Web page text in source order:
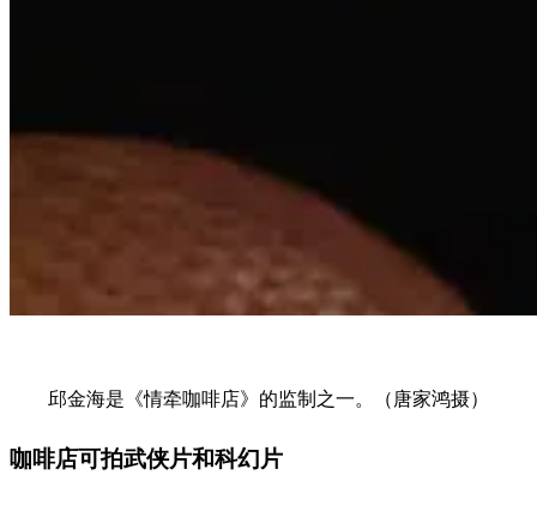
邱金海是《情牵咖啡店》的监制之一。（唐家鸿摄）
咖啡店可拍武侠片和科幻片